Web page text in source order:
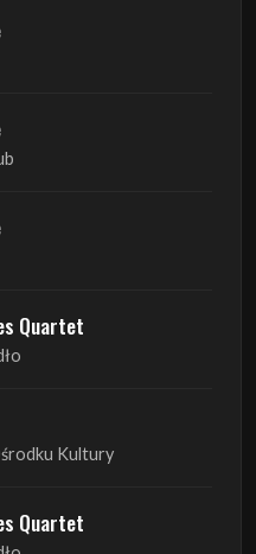
Quartet
Kultury
Quartet